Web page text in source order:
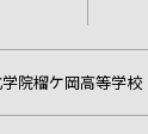
院榴ケ岡高等学校